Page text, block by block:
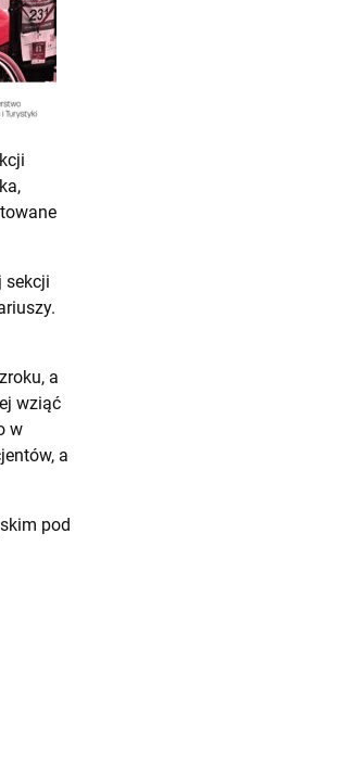
sekcji
a
wziąć
w
a
pod